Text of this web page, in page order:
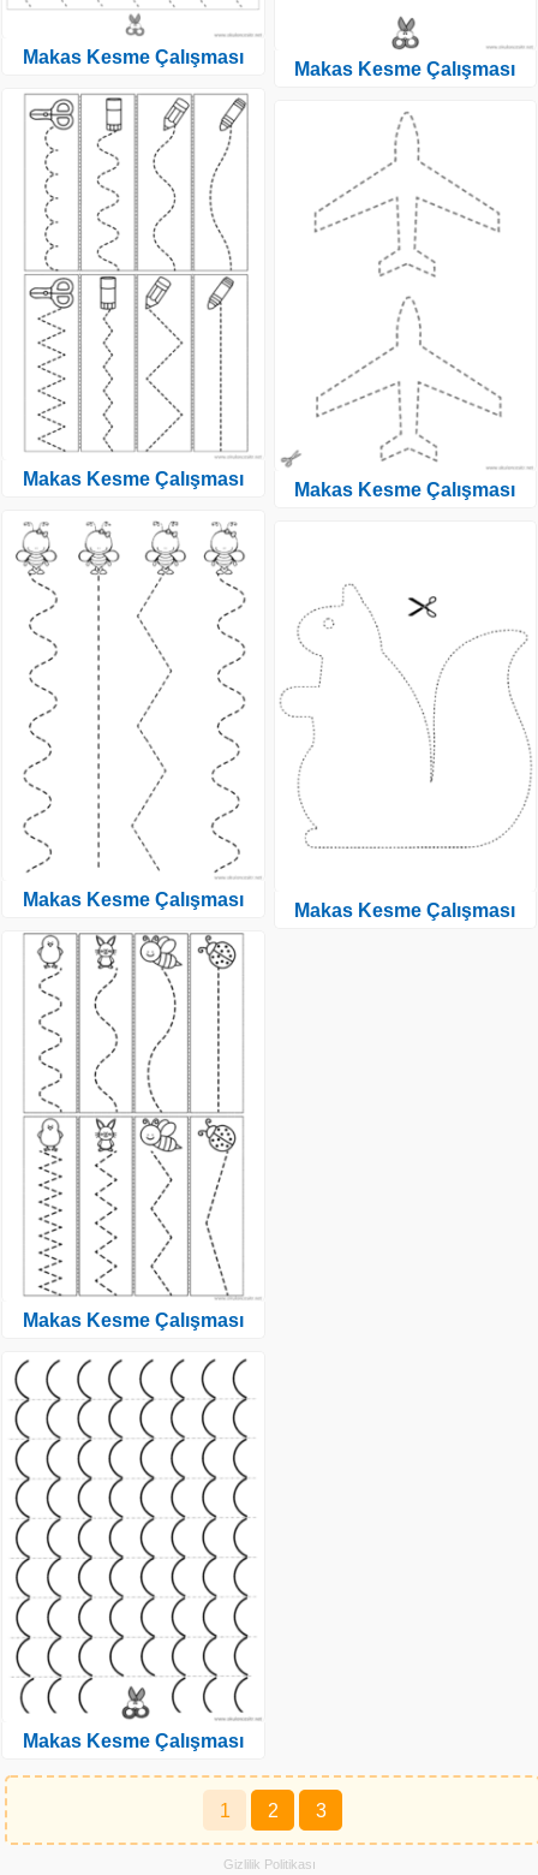
Makas Kesme Çalışması
Makas Kesme Çalışması
Makas Kesme Çalışması
Makas Kesme Çalışması
Makas Kesme Çalışması
Makas Kesme Çalışması
Makas Kesme Çalışması
Makas Kesme Çalışması
Yazı
sayfalaması
1 2 3
Gizlilik Politikası